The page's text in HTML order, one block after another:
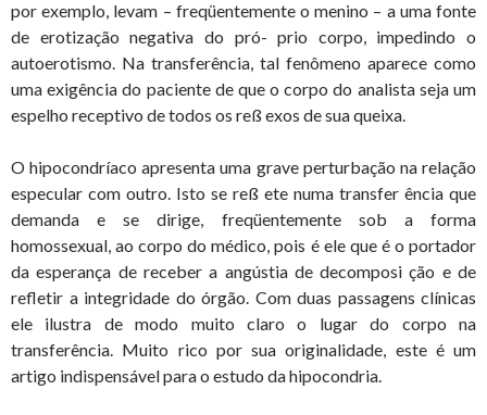
por exemplo, levam – freqüentemente o menino – a uma fonte
de erotização negativa do pró- prio corpo, impedindo o
autoerotismo. Na transferência, tal fenômeno aparece como
uma exigência do paciente de que o corpo do analista seja um
espelho receptivo de todos os reß exos de sua queixa.
O hipocondríaco apresenta uma grave perturbação na relação
especular com outro. Isto se reß ete numa transfer ência que
demanda e se dirige, freqüentemente sob a forma
homossexual, ao corpo do médico, pois é ele que é o portador
da esperança de receber a angústia de decomposi ção e de
refletir a integridade do órgão. Com duas passagens clínicas
ele ilustra de modo muito claro o lugar do corpo na
transferência. Muito rico por sua originalidade, este é um
artigo indispensável para o estudo da hipocondria.